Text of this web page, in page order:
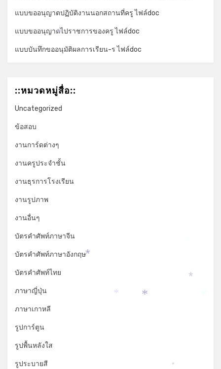
แบบขออนุญาตปฏิบัติงานนอกสถานที่ครู ไฟล์doc
แบบขออนุญาตไปราชการของครู ไฟล์doc
แบบบันทึกขออนุมัติผลการเรียน-ร ไฟล์doc
::หมวดหมู่สื่อ::
Uncategorized
ข้อสอบ
งานการ์ดต่างๆ
งานครูประจำชั้น
งานธุรการโรงเรียน
งานรูปภาพ
งานอื่นๆ
บัตรคำศัพท์ภาษาจีน
บัตรคำศัพท์ภาษาอังกฤษ
บัตรคำศัพท์ไทย
ภาษาญี่ปุ่น
ภาษาเกาหลี
รูปการ์ตูน
รูปพื้นหลังใส
รูประบายสี